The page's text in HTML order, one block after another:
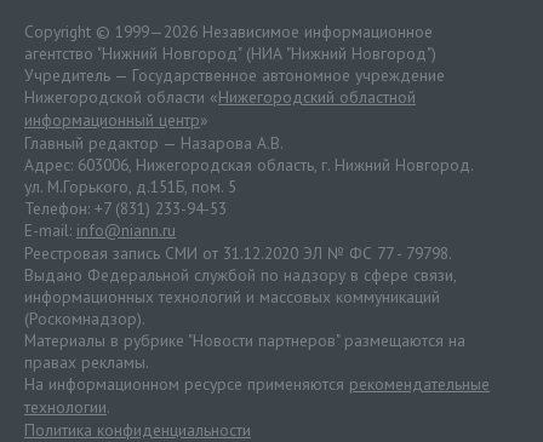
Copyright © 1999—2026 Независимое информационное
агентство "Нижний Новгород" (НИА "Нижний Новгород")
Учредитель — Государственное автономное учреждение
Нижегородской области «Нижегородский областной
информационный центр»
Главный редактор — Назарова А.В.
Адрес: 603006, Нижегородская область, г. Нижний Новгород.
ул. М.Горького, д.151Б, пом. 5
Телефон: +7 (831) 233-94-53
E-mail: info@niann.ru
Реестровая запись СМИ от 31.12.2020 ЭЛ № ФС 77 - 79798.
Выдано Федеральной службой по надзору в сфере связи,
информационных технологий и массовых коммуникаций
(Роскомнадзор).
Материалы в рубрике "Новости партнеров" размещаются на
правах рекламы.
На информационном ресурсе применяются рекомендательные
технологии.
Политика конфиденциальности